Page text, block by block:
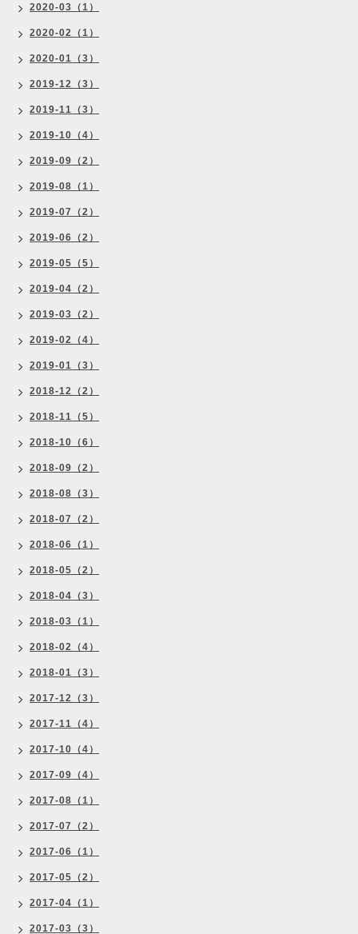
2020-03（1）
2020-02（1）
2020-01（3）
2019-12（3）
2019-11（3）
2019-10（4）
2019-09（2）
2019-08（1）
2019-07（2）
2019-06（2）
2019-05（5）
2019-04（2）
2019-03（2）
2019-02（4）
2019-01（3）
2018-12（2）
2018-11（5）
2018-10（6）
2018-09（2）
2018-08（3）
2018-07（2）
2018-06（1）
2018-05（2）
2018-04（3）
2018-03（1）
2018-02（4）
2018-01（3）
2017-12（3）
2017-11（4）
2017-10（4）
2017-09（4）
2017-08（1）
2017-07（2）
2017-06（1）
2017-05（2）
2017-04（1）
2017-03（3）